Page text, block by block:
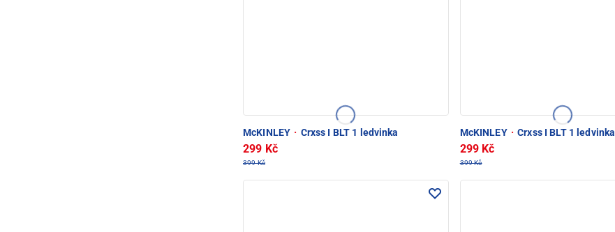
McKINLEY · Crxss I BLT 1 ledvinka
299 Kč
399 Kč
McKINLEY · Crxss I BLT 1 ledvinka
299 Kč
399 Kč